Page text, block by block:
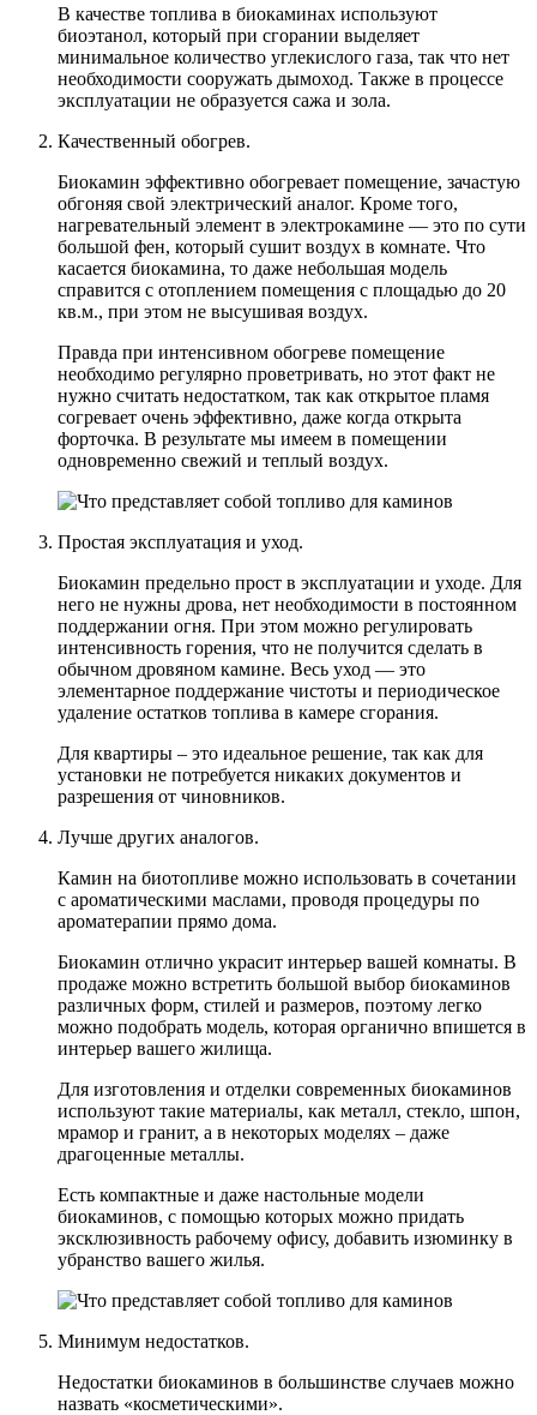
В качестве топлива в биокаминах используют
биоэтанол, который при сгорании выделяет
минимальное количество углекислого газа, так что нет
необходимости сооружать дымоход. Также в процессе
эксплуатации не образуется сажа и зола.
Качественный обогрев.
Биокамин эффективно обогревает помещение, зачастую
обгоняя свой электрический аналог. Кроме того,
нагревательный элемент в электрокамине — это по сути
большой фен, который сушит воздух в комнате. Что
касается биокамина, то даже небольшая модель
справится с отоплением помещения с площадью до 20
кв.м., при этом не высушивая воздух.
Правда при интенсивном обогреве помещение
необходимо регулярно проветривать, но этот факт не
нужно считать недостатком, так как открытое пламя
согревает очень эффективно, даже когда открыта
форточка. В результате мы имеем в помещении
одновременно свежий и теплый воздух.
Простая эксплуатация и уход.
Биокамин предельно прост в эксплуатации и уходе. Для
него не нужны дрова, нет необходимости в постоянном
поддержании огня. При этом можно регулировать
интенсивность горения, что не получится сделать в
обычном дровяном камине. Весь уход — это
элементарное поддержание чистоты и периодическое
удаление остатков топлива в камере сгорания.
Для квартиры – это идеальное решение, так как для
установки не потребуется никаких документов и
разрешения от чиновников.
Лучше других аналогов.
Камин на биотопливе можно использовать в сочетании
с ароматическими маслами, проводя процедуры по
ароматерапии прямо дома.
Биокамин отлично украсит интерьер вашей комнаты. В
продаже можно встретить большой выбор биокаминов
различных форм, стилей и размеров, поэтому легко
можно подобрать модель, которая органично впишется в
интерьер вашего жилища.
Для изготовления и отделки современных биокаминов
используют такие материалы, как металл, стекло, шпон,
мрамор и гранит, а в некоторых моделях – даже
драгоценные металлы.
Есть компактные и даже настольные модели
биокаминов, с помощью которых можно придать
эксклюзивность рабочему офису, добавить изюминку в
убранство вашего жилья.
Минимум недостатков.
Недостатки биокаминов в большинстве случаев можно
назвать «косметическими».